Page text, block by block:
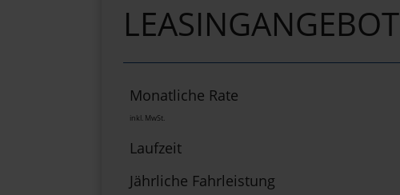
LEASINGANGEBOT
Monatliche Rate
inkl. MwSt.
Laufzeit
Jährliche Fahrleistung